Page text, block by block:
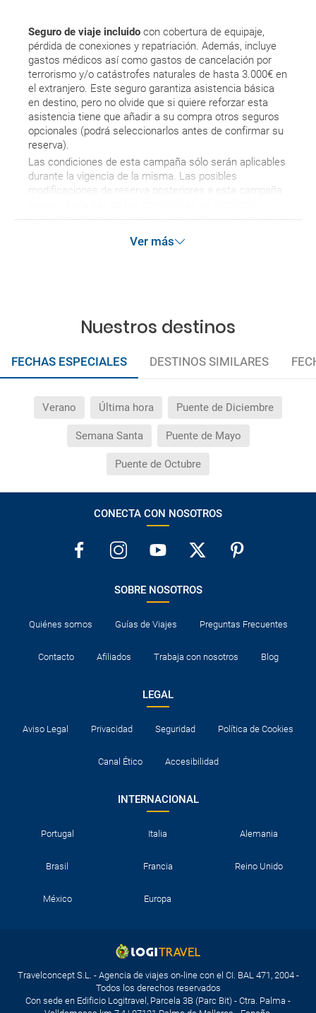
Seguro de viaje incluido con cobertura de equipaje,
pérdida de conexiones y repatriación. Además, incluye
gastos médicos así como gastos de cancelación por
terrorismo y/o catástrofes naturales de hasta 3.000€ en
el extranjero. Este seguro garantiza asistencia básica
en destino, pero no olvide que si quiere reforzar esta
asistencia tiene que añadir a su compra otros seguros
opcionales (podrá seleccionarlos antes de confirmar su
reserva).
Las condiciones de esta campaña sólo serán aplicables
durante la vigencia de la misma. Las posibles
modificaciones de reserva posteriores a esta campaña
Ver más
Nuestros destinos
FECHAS ESPECIALES DESTINOS SIMILARES
Verano Última hora Puente de Diciembre
Semana Santa Puente de Mayo
Puente de Octubre
CONECTA CON NOSOTROS
SOBRE NOSOTROS
Quiénes somos Guías de Viajes Preguntas Frecuentes
Contacto Afiliados Trabaja con nosotros Blog
LEGAL
Aviso Legal Privacidad Seguridad Política de Cookies
Canal Ético Accesibilidad
INTERNACIONAL
Portugal Italia Alemania
Brasil Francia Reino Unido
México Europa
Travelconcept S.L. - Agencia de viajes on-line con el CI. BAL 471, 2004 -
Todos los derechos reservados
Con sede en Edificio Logitravel, Parcela 3B (Parc Bit) - Ctra. Palma -